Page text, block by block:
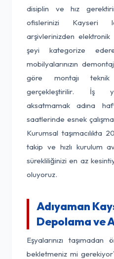
disiplin ve hız
ofislerinizi Kayseri
arşivlerinizden
şeyi kategorize
mobilyalarınızın
göre montajı teknik
gerçekleştirilir. İş
aksatmamak adına
saatlerinde esnek
Kurumsal taşımacılıkta
takip ve hızlı kurulum
sürekliliğinizi en az
oluyoruz.
Adıyaman
Depolama ve
Eşyalarınızı
bekletmeniz mi